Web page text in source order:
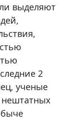
выделяют
2
ученые
нештатных